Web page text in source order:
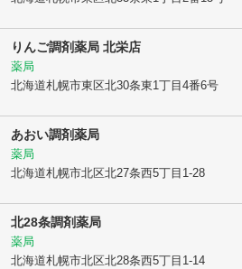
りんご調剤薬局 北栄店
薬局
北海道札幌市東区北30条東1丁目4番6号
あおい調剤薬局
薬局
北海道札幌市北区北27条西5丁目1-28
北28条調剤薬局
薬局
北海道札幌市北区北28条西5丁目1-14